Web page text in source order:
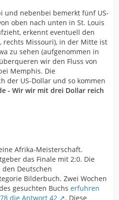
und nebenbei bemerkt fünf US-
oben nach unten in St. Louis
erkennt eventuell den
rechts Missouri), in der Mitte ist
zu sehen (aufgenommen in
wir den Fluss von
Memphis. Die
der US-Dollar und so kommen
- Wir wir mit drei Dollar reich
Afrika-Meisterschaft.
das Finale mit 2:0. Die
Deutschen
Bilderbuch. Zwei Wochen
gesuchten Buchs erfuhren
die Antwort 42
. Diese